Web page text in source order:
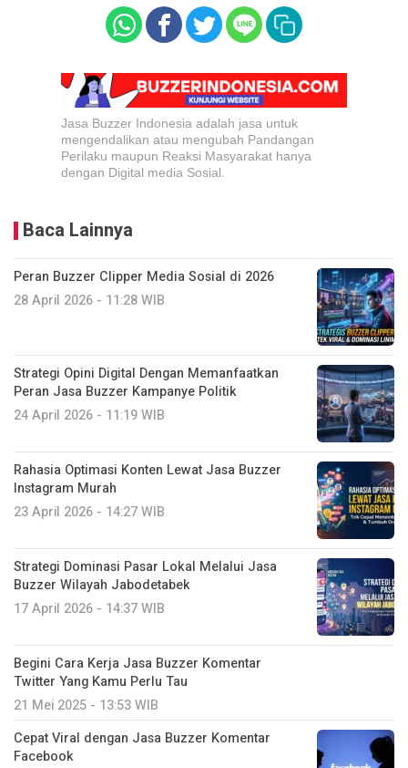
Jasa Buzzer Indonesia adalah jasa untuk
mengendalikan atau mengubah Pandangan
Perilaku maupun Reaksi Masyarakat hanya
dengan Digital media Sosial.
Baca Lainnya
Peran Buzzer Clipper Media Sosial di 2026
28 April 2026 - 11:28 WIB
Strategi Opini Digital Dengan Memanfaatkan
Peran Jasa Buzzer Kampanye Politik
24 April 2026 - 11:19 WIB
Rahasia Optimasi Konten Lewat Jasa Buzzer
Instagram Murah
23 April 2026 - 14:27 WIB
Strategi Dominasi Pasar Lokal Melalui Jasa
Buzzer Wilayah Jabodetabek
17 April 2026 - 14:37 WIB
Begini Cara Kerja Jasa Buzzer Komentar
Twitter Yang Kamu Perlu Tau
21 Mei 2025 - 13:53 WIB
Cepat Viral dengan Jasa Buzzer Komentar
Facebook